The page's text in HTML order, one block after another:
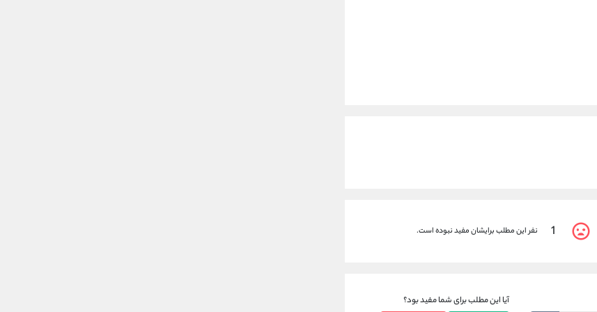
1 نفر این مطلب برایشان مفید نبوده است.
آیا این مطلب برای شما مفید بود؟